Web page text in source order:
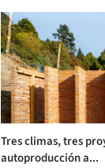
Tres climas, tres
autoproducción a...